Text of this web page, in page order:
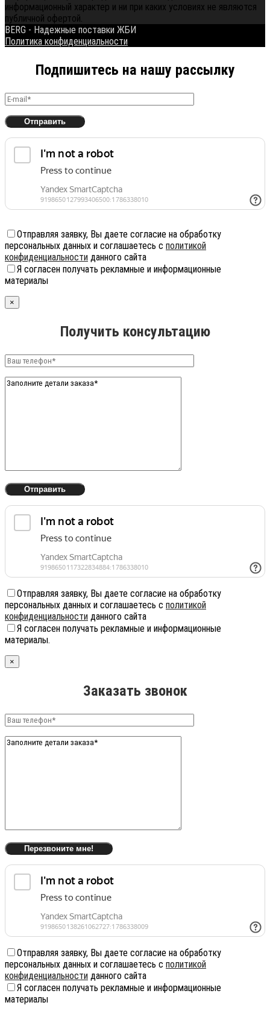
информационный характер и ни при каких условиях не являются
публичной офертой.
BERG - Надежные поставки ЖБИ
Политика конфиденциальности
Подпишитесь на нашу рассылку
Отправляя заявку, Вы даете согласие на обработку
персональных данных и соглашаетесь с политикой
конфиденциальности данного сайта
Я согласен получать рекламные и информационные
материалы
×
Получить консультацию
Отправляя заявку, Вы даете согласие на обработку
персональных данных и соглашаетесь с политикой
конфиденциальности данного сайта
Я согласен получать рекламные и информационные
материалы.
×
Заказать звонок
Отправляя заявку, Вы даете согласие на обработку
персональных данных и соглашаетесь с политикой
конфиденциальности данного сайта
Я согласен получать рекламные и информационные
материалы